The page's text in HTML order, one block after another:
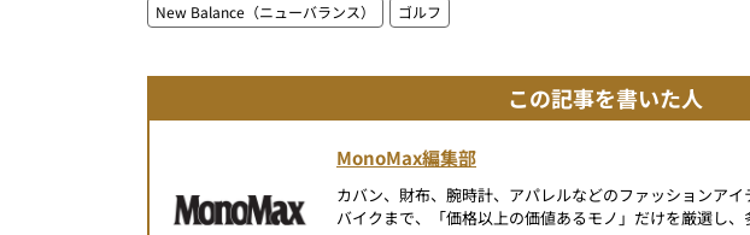
New Balance（ニューバランス） ゴルフ
この記事を書いた人
MonoMax編集部
カバン、財布、腕時計、アパレルなどのファッションアイ
バイクまで、「価格以上の価値あるモノ」だけを厳選し、